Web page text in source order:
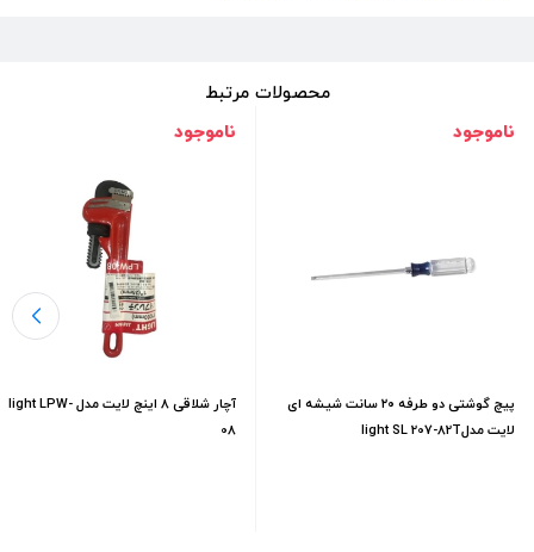
محصولات مرتبط
ناموجود
پیچ گوشتی دو طرفه ۲۰ سانت شیشه ای
لایت مدلlight SL 207-82T
ناموجود
آچار شلاقی 8 اینچ لایت مدل light LPW-
08